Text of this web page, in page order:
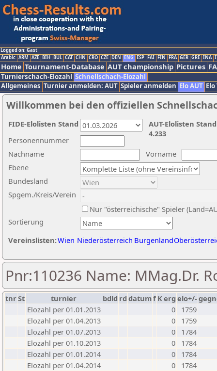
Logged on: Gast
Arabic ARM AZE BIH BUL CAT CHN CRO CZE DEN ENG ESP FAI FIN FRA GER GRE INA
Home Tournament-Database AUT championship Pictures
Turnierschach-Elozahl Schnellschach-Elozahl
Allgemeines Turnier anmelden: AUT Spieler anmelden Elo AUT
Willkommen bei den offiziellen
Nachname
Vorname
Ebene
Sortierung
Personennummer
Bundesland
Spgem./Kreis/Verein
Nur "österreichische" Spieler
Vereinslisten:Wien Niederösterreich Burgenland
AUT-Elolisten
4.233
FIDE-Elolisten Stand
Pnr:110236 Name: MMag.Dr.
tnrSt turnier bdld rd datumf Kerg elo+/-
Elozahl per 01.01.2013
0
1759
Elozahl per 01.04.2013
0
1759
Elozahl per 01.07.2013
0
1784
Elozahl per 01.10.2013
0
1784
Elozahl per 01.01.2014
0
1784
Elozahl per 01.04.2014
0
1784